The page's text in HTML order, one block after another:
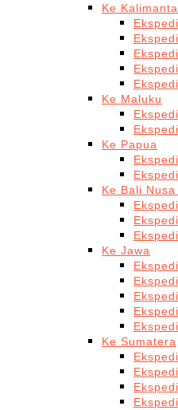
Ke
Ke Maluku
Ke Papua
Ke Bali
Ke Jawa
Ke Sumatera